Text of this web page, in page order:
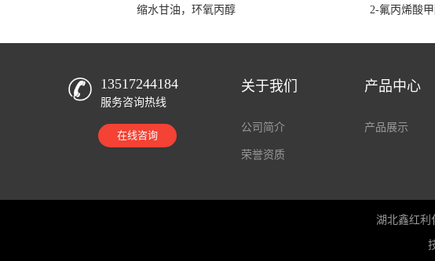
缩水甘油，环氧丙醇 2-氟丙烯酸
13517244184
服务咨询热线
在线咨询
关于我们
公司简介
荣誉资质
产品中心
产品展示
湖北鑫红利